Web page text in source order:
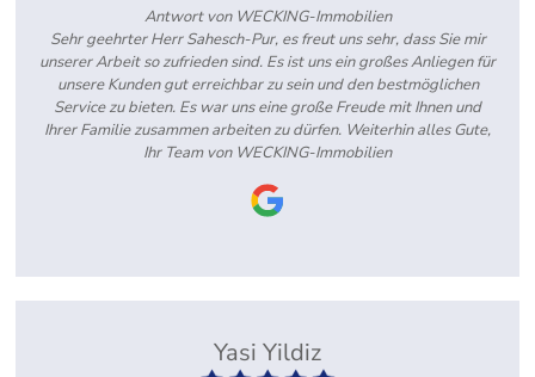
Antwort von WECKING-Immobilien
Sehr geehrter Herr Sahesch-Pur, es freut uns sehr, dass Sie mir
unserer Arbeit so zufrieden sind. Es ist uns ein großes Anliegen für
unsere Kunden gut erreichbar zu sein und den bestmöglichen
Service zu bieten. Es war uns eine große Freude mit Ihnen und
Ihrer Familie zusammen arbeiten zu dürfen. Weiterhin alles Gute,
Ihr Team von WECKING-Immobilien
Yasi Yildiz